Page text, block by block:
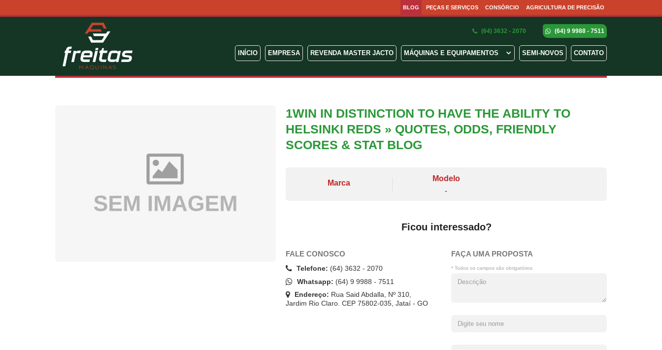
BLOG PEÇAS E SERVIÇOS CONSÓRCIO AGRICULTURA DE PRECISÃO
(64) 3632 - 2070 (64) 9 9988 - 7511
INÍCIO EMPRESA REVENDA MASTER JACTO MÁQUINAS E EQUIPAMENTOS SEMI-NOVOS CONTATO
1WIN IN DISTINCTION TO HAVE THE ABILITY TO
HELSINKI REDS » QUOTES, ODDS, FRIENDLY
SCORES & STAT BLOG
Marca
Modelo
-
Ficou interessado?
FALE CONOSCO
Telefone: (64) 3632 - 2070
Whatsapp: (64) 9 9988 - 7511
Endereço: Rua Said Abdalla, Nº 310,
Jardim Rio Claro. CEP 75802-035, Jataí - GO
FAÇA UMA PROPOSTA
* Todos os campos são obrigatórios